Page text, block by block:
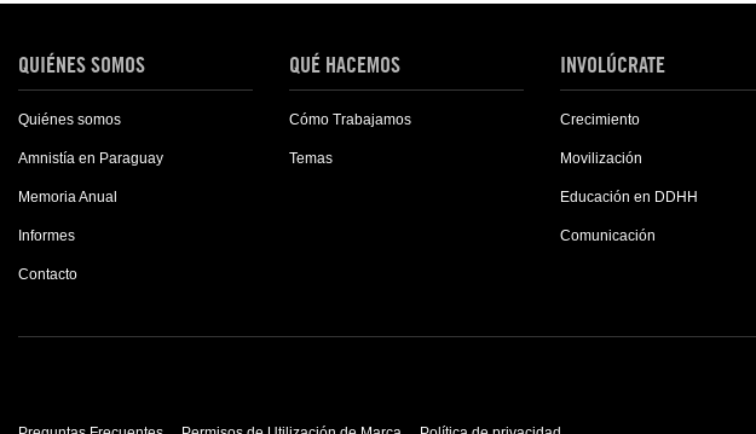
QUIÉNES SOMOS
Quiénes somos
Amnistía en Paraguay
Memoria Anual
Informes
Contacto
QUÉ HACEMOS
Cómo Trabajamos
Temas
INVOLÚCRATE
Crecimiento
Movilización
Educación en DDHH
Comunicación